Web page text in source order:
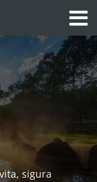
sigura